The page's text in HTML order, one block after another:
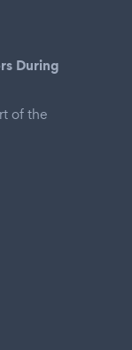
During
of the